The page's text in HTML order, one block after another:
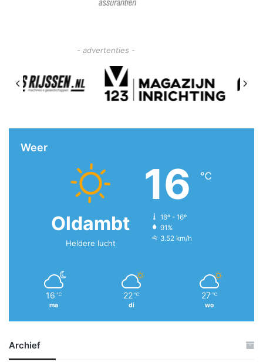
- advertenties -
Weer
Oldambt
Heldere lucht
16 ℃
18º - 16º
91%
3.52 km/h
16 ℃
ma
22 ℃
di
27 ℃
wo
Archief